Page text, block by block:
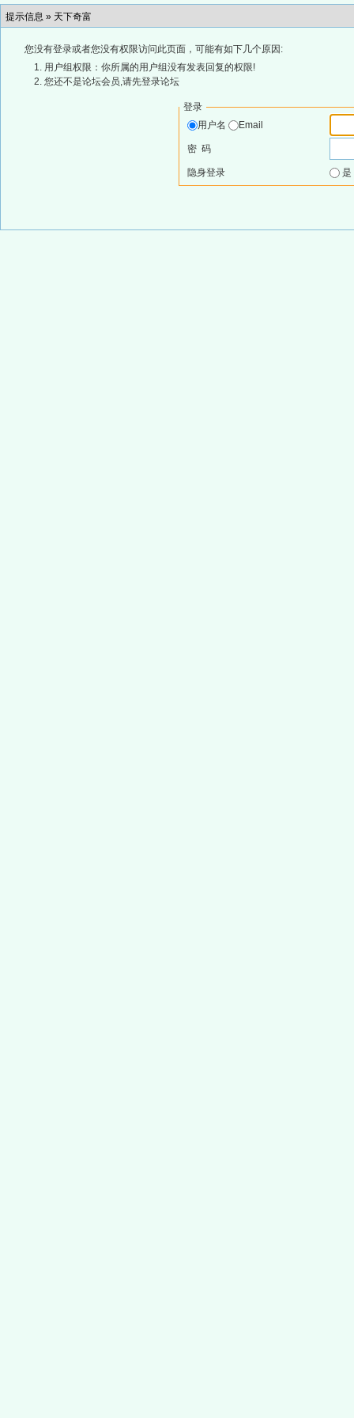
提示信息 » 天下奇富
您没有登录或者您没有权限访问此页面，可能有如下几个原因:
用户组权限：你所属的用户组没有发表回复的权限!
您还不是论坛会员,请先登录论坛
登录
用户名
Email
密 码
隐身登录